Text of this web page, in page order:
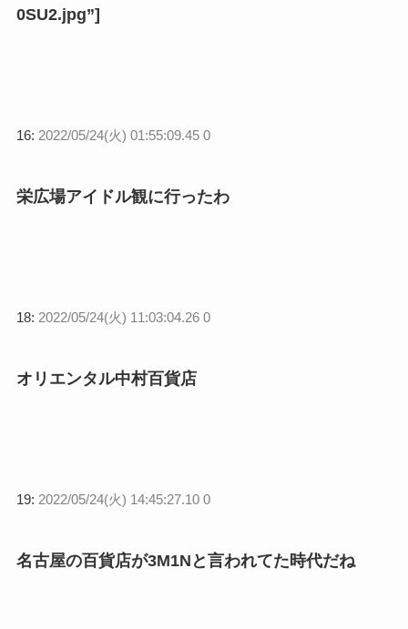
0SU2.jpg”]
16: 2022/05/24(火) 01:55:09.45 0
栄広場アイドル観に行ったわ
18: 2022/05/24(火) 11:03:04.26 0
オリエンタル中村百貨店
19: 2022/05/24(火) 14:45:27.10 0
名古屋の百貨店が3M1Nと言われてた時代だね